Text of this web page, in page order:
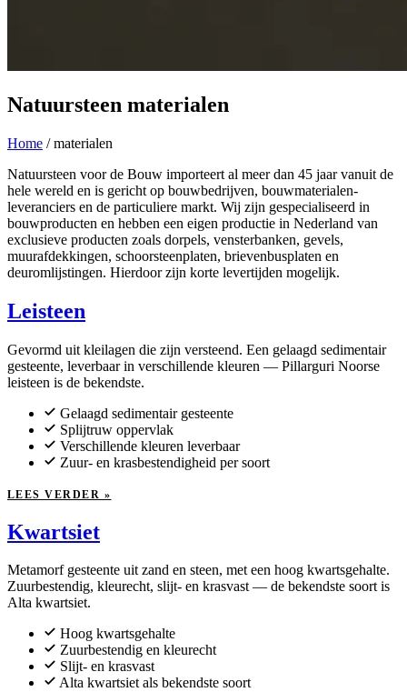
Natuursteen materialen
Home / materialen
Natuursteen voor de Bouw importeert al meer dan 45 jaar vanuit de
hele wereld en is gericht op bouwbedrijven, bouwmaterialen-
leveranciers en de particuliere markt. Wij zijn gespecialiseerd in
bouwproducten en hebben een eigen productie in Nederland van
exclusieve producten zoals dorpels, vensterbanken, gevels,
muurafdekkingen, schoorsteenplaten, brievenbusplaten en
deuromlijstingen. Hierdoor zijn korte levertijden mogelijk.
Leisteen
Gevormd uit kleilagen die zijn versteend. Een gelaagd sedimentair
gesteente, leverbaar in verschillende kleuren — Pillarguri Noorse
leisteen is de bekendste.
Gelaagd sedimentair gesteente
Splijtruw oppervlak
Verschillende kleuren leverbaar
Zuur- en krasbestendigheid per soort
LEES VERDER »
Kwartsiet
Metamorf gesteente uit zand en steen, met een hoog kwartsgehalte.
Zuurbestendig, kleurecht, slijt- en krasvast — de bekendste soort is
Alta kwartsiet.
Hoog kwartsgehalte
Zuurbestendig en kleurecht
Slijt- en krasvast
Alta kwartsiet als bekendste soort